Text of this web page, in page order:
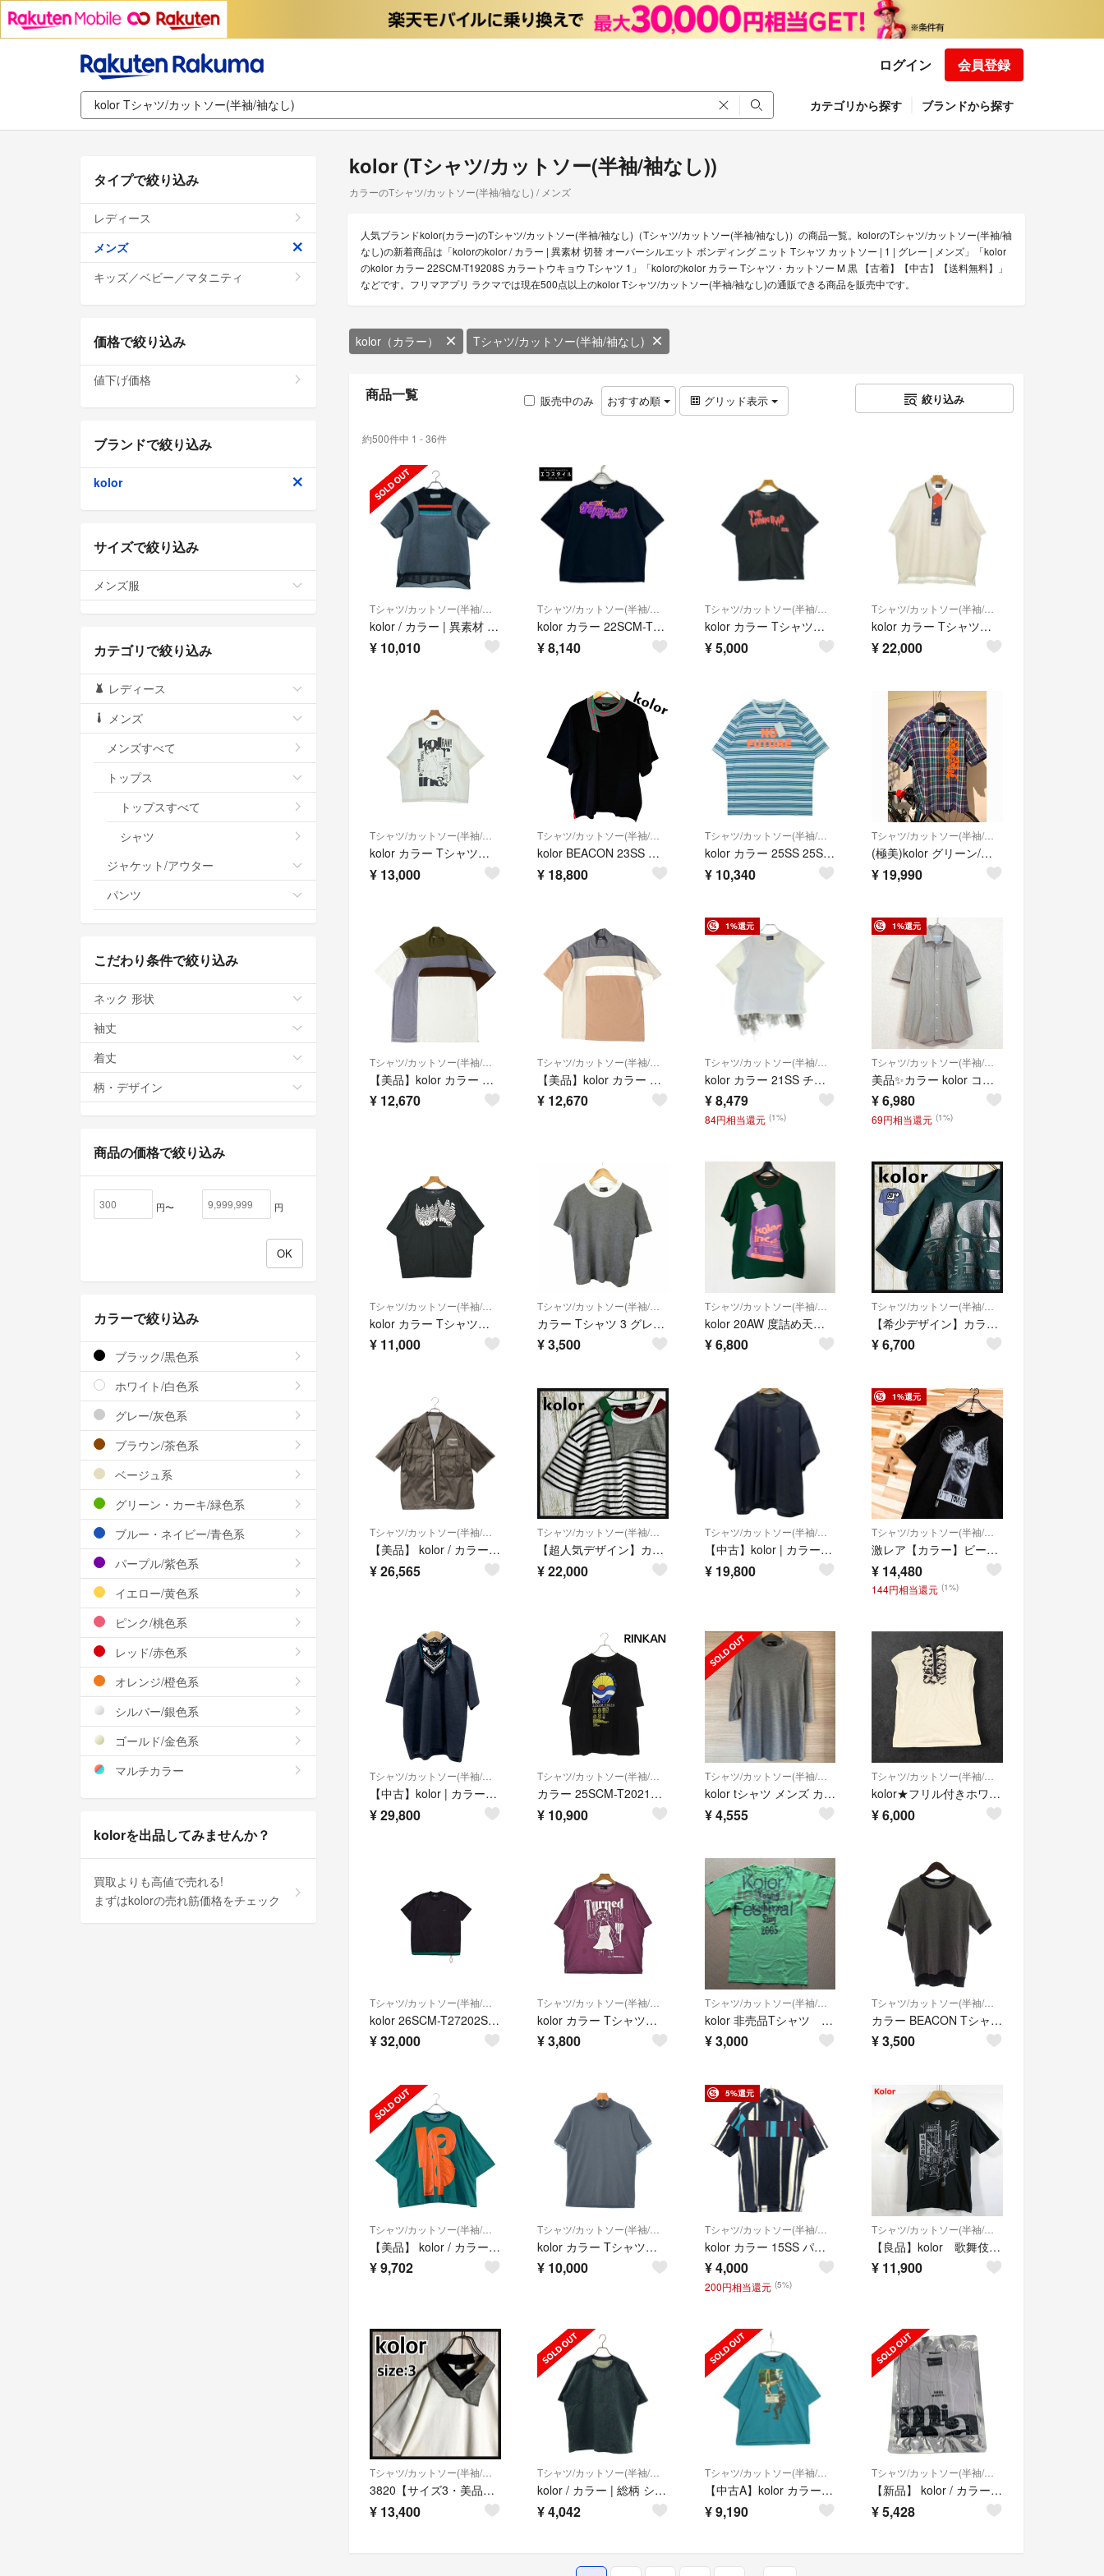
ログイン 会員登録
カテゴリから探す ブランドから探す
kolor (Tシャツ/カットソー(半袖/袖なし))
カラーのTシャツ/カットソー(半袖/袖なし) / メンズ
人気ブランドkolor(カラー)のTシャツ/カットソー(半袖/袖なし)（Tシャツ/カットソー(半袖/袖なし)）の商品一覧。kolorのTシャツ/カットソー(半袖/袖
なし)の新着商品は「kolorのkolor / カラー | 異素材 切替 オーバーシルエット ボンディング ニット Tシャツ カットソー | 1 | グレー | メンズ」「kolor
のkolor カラー 22SCM-T19208S カラートウキョウ Tシャツ 1」「kolorのkolor カラー Tシャツ・カットソー M 黒 【古着】【中古】【送料無料】」
などです。フリマアプリ ラクマでは現在500点以上のkolor Tシャツ/カットソー(半袖/袖なし)の通販できる商品を販売中です。
kolor（カラー） Tシャツ/カットソー(半袖/袖なし)
商品一覧 販売中のみ おすすめ順 グリッド表示 絞り込み
約500件中 1 - 36件
Tシャツ/カットソー(半袖/袖なし)
kolor / カラー | 異素材 切替 オーバーシルエット ボンディング ニット Tシャツ カットソー | 1 | グレー | メンズ
¥ 10,010
Tシャツ/カットソー(半袖/袖なし)
kolor カラー 22SCM-T19208S カラートウキョウ Tシャツ 1
¥8,140
Tシャツ/カットソー(半袖/袖なし)
kolor カラー Tシャツ・カットソー M 黒 【古着】【中古】【送料無料】
¥5,000
Tシャツ/カットソー(半袖/袖なし)
kolor カラー Tシャツ・カットソー L 白 【古着】【中古】【送料無料】
¥22,000
Tシャツ/カットソー(半袖/袖なし)
kolor カラー Tシャツ・カットソー L 白 【古着】【中古】【送料無料】
¥ 13,000
Tシャツ/カットソー(半袖/袖なし)
kolor BEACON 23SS 鹿の子 ドッキング Tシャツ
¥ 18,800
Tシャツ/カットソー(半袖/袖なし)
kolor カラー 25SS 25SBM-T04232 BEACON T-Shirt ボーダー プリント 半袖 Tシャツ ブルー系 ホワイト系 3【新古品】【未使用】【中古】
¥ 10,340
Tシャツ/カットソー(半袖/袖なし)
(極美)kolor グリーン/ネイビー/パープル マドラスチェック麻半袖シャツ
¥ 19,990
Tシャツ/カットソー(半袖/袖なし)
【美品】kolor カラー カットソー サイズ:1 24SS ライトポンチ ハイネック カットソー カーキ グレー ホワイト ブラウン 日本製 トップス Tシャツ 半袖【メンズ】【中古】
¥ 12,670
Tシャツ/カットソー(半袖/袖なし)
【美品】kolor カラー カットソー サイズ:1 24SS ライトポンチ ハイネック カットソー グレー ベージュ グレージュ オフホワイト 日本製 トップス Tシャツ 半袖【メンズ】【中古】
¥ 12,670
1%還元
Tシャツ/カットソー(半袖/袖なし)
kolor カラー 21SS チュールフリル ストレッチ クルーネック 半袖Tシャツ ホワイト 21SCL-T08202
¥8,479
84円相当還元 (1%)
1%還元
Tシャツ/カットソー(半袖/袖なし)
美品✨カラー kolor コットンリネン 半袖シャツ ライトグレー サイズ1
¥6,980
69円相当還元 (1%)
Tシャツ/カットソー(半袖/袖なし)
kolor カラー Tシャツ・カットソー XL 黒 【古着】【中古】【送料無料】
¥ 11,000
Tシャツ/カットソー(半袖/袖なし)
カラー Tシャツ 3 グレー 白 ホワイト クルーネック 半袖 /NP
¥3,500
Tシャツ/カットソー(半袖/袖なし)
kolor 20AW 度詰め天竺 リブ襟コーティングプリントTシャツ インク
¥6,800
Tシャツ/カットソー(半袖/袖なし)
【希少デザイン】カラー☆10周年記念プリントTシャツ アニバーサリー 限定生産
¥6,700
Tシャツ/カットソー(半袖/袖なし)
【美品】 kolor / カラー | 2025SS | ナイロン ピークドラペル ハーフスリーブ ミリタリーシャツ | 3 | カーキ | メンズ
¥26,565
Tシャツ/カットソー(半袖/袖なし)
【超人気デザイン】カラー☆ドッキングボーダーTシャツ 即完売モデル ゆるだぼ
¥22,000
Tシャツ/カットソー(半袖/袖なし)
【中古】kolor | カラー 26SS 半袖Ｔシャツ 26SCM-T13202 グレー サイズ：2【尾張小牧店】
¥ 19,800
1%還元
Tシャツ/カットソー(半袖/袖なし)
激レア【カラー】ビーコン 色反転ロゴ 半袖Tシャツ ミッキー L相当 黒×グレー
¥ 14,480
144円相当還元 (1%)
Tシャツ/カットソー(半袖/袖なし)
【中古】kolor | カラー 26SS 半袖Ｔシャツ 26SCM-T03202 グレー サイズ：2【尾張小牧店】
¥29,800
Tシャツ/カットソー(半袖/袖なし)
カラー 25SCM-T20218S プリントデザインTシャツ メンズ 1
¥ 10,900
Tシャツ/カットソー(半袖/袖なし)
kolor tシャツ メンズ カットソー
¥4,555
Tシャツ/カットソー(半袖/袖なし)
kolor★フリル付きホワイトノースリーブTシャツ
¥6,000
Tシャツ/カットソー(半袖/袖なし)
kolor 26SCM-T27202S-08 Tops サイズ3
¥32,000
Tシャツ/カットソー(半袖/袖なし)
kolor カラー Tシャツ・カットソー S 紫 【古着】【中古】【送料無料】
¥3,800
Tシャツ/カットソー(半袖/袖なし)
kolor 非売品Tシャツ 一点もの レア品 傷あり
¥3,000
Tシャツ/カットソー(半袖/袖なし)
カラー BEACON Tシャツ カットソー 1 紺 半袖 丸首 ボーダー
¥3,500
Tシャツ/カットソー(半袖/袖なし)
【美品】 kolor / カラー | 2022AW | ロゴ オーバーシルエット Tシャツ カットソー | 1 | グリーン | メンズ
¥9,702
Tシャツ/カットソー(半袖/袖なし)
kolor カラー Tシャツ・カットソー XL 紺 【古着】【中古】【送料無料】
¥ 10,000
5%還元
Tシャツ/カットソー(半袖/袖なし)
kolor カラー 15SS パッチワークデザイントップス 15SCM-T16205 ミックス 1
¥4,000
200円相当還元 (5%)
Tシャツ/カットソー(半袖/袖なし)
【良品】kolor 歌舞伎町 プリントＴシャツ カラー サイズ２（Ｍ相当） 黒
¥ 11,900
Tシャツ/カットソー(半袖/袖なし)
3820【サイズ3・美品】カラー 異素材切替 アシンメトリー 半袖 Tシャツ
¥ 13,400
Tシャツ/カットソー(半袖/袖なし)
kolor / カラー | 総柄 ショルダージップ オーバーシルエット Tシャツ カットソー | 2 | ネイビー/グリーン系 | メンズ
¥4,042
Tシャツ/カットソー(半袖/袖なし)
【中古A】kolor カラー 2 メンズ 半袖Tシャツ 24aw HELP PUNK TO GET DRUNK 1 PHOTO S/S TEE 24WCM-T10206 青 中古A 古着
¥9,190
Tシャツ/カットソー(半袖/袖なし)
【新品】 kolor / カラー | Minamiaoyama 10th Anniversary / 南青山 10周年記念 プリント Tシャツ カットソー | F | ホワイト | メンズ
¥5,428
タイプで絞り込み
レディース
メンズ
キッズ／ベビー／マタニティ
価格で絞り込み
値下げ価格
ブランドで絞り込み
kolor
サイズで絞り込み
メンズ服
カテゴリで絞り込み
レディース
メンズ
メンズすべて
トップス
トップスすべて
シャツ
ジャケット/アウター
パンツ
こだわり条件で絞り込み
ネック 形状
袖丈
着丈
柄・デザイン
商品の価格で絞り込み
円〜 円
カラーで絞り込み
ブラック/黒色系
ホワイト/白色系
グレー/灰色系
ブラウン/茶色系
ベージュ系
グリーン・カーキ/緑色系
ブルー・ネイビー/青色系
パープル/紫色系
イエロー/黄色系
ピンク/桃色系
レッド/赤色系
オレンジ/橙色系
シルバー/銀色系
ゴールド/金色系
マルチカラー
kolorを出品してみませんか？
買取よりも高値で売れる!
まずはkolorの売れ筋価格をチェック